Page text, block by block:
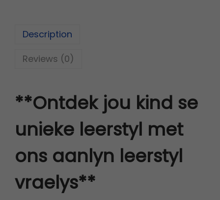
e
s
l
s
e
s
Description
Reviews (0)
**Ontdek jou kind se
unieke leerstyl met
ons aanlyn leerstyl
vraelys**